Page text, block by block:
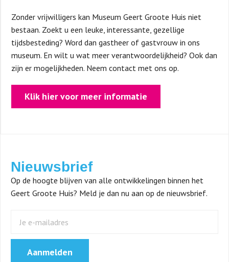
Zonder vrijwilligers kan Museum Geert Groote Huis niet
bestaan. Zoekt u een leuke, interessante, gezellige
tijdsbesteding? Word dan gastheer of gastvrouw in ons
museum. En wilt u wat meer verantwoordelijkheid? Ook dan
zijn er mogelijkheden. Neem contact met ons op.
Klik hier voor meer informatie
Nieuwsbrief
Op de hoogte blijven van alle ontwikkelingen binnen het
Geert Groote Huis? Meld je dan nu aan op de nieuwsbrief.
Aanmelden